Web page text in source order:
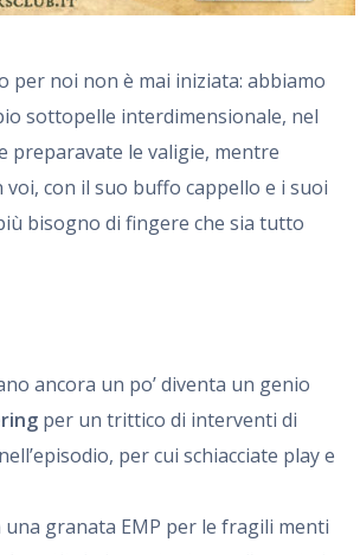
per noi non è mai iniziata: abbiamo
sottopelle interdimensionale, nel
preparavate le valigie, mentre
con il suo buffo cappello e i suoi
bisogno di fingere che sia tutto
ancora un po’ diventa un genio
per un trittico di interventi di
per cui schiacciate play e
granata EMP per le fragili menti